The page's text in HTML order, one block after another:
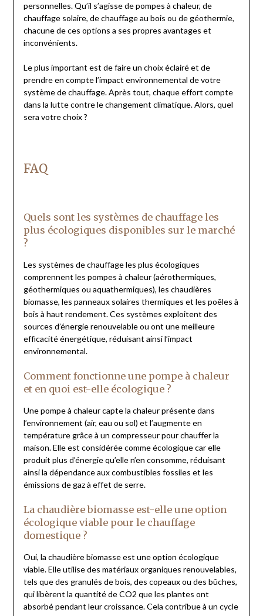
personnelles. Qu’il s’agisse de pompes à chaleur, de
chauffage solaire, de chauffage au bois ou de géothermie,
chacune de ces options a ses propres avantages et
inconvénients.
Le plus important est de faire un choix éclairé et de
prendre en compte l’impact environnemental de votre
système de chauffage. Après tout, chaque effort compte
dans la lutte contre le changement climatique. Alors, quel
sera votre choix ?
FAQ
Quels sont les systèmes de chauffage les
plus écologiques disponibles sur le marché
?
Les systèmes de chauffage les plus écologiques
comprennent les pompes à chaleur (aérothermiques,
géothermiques ou aquathermiques), les chaudières
biomasse, les panneaux solaires thermiques et les poêles à
bois à haut rendement. Ces systèmes exploitent des
sources d’énergie renouvelable ou ont une meilleure
efficacité énergétique, réduisant ainsi l’impact
environnemental.
Comment fonctionne une pompe à chaleur
et en quoi est-elle écologique ?
Une pompe à chaleur capte la chaleur présente dans
l’environnement (air, eau ou sol) et l’augmente en
température grâce à un compresseur pour chauffer la
maison. Elle est considérée comme écologique car elle
produit plus d’énergie qu’elle n’en consomme, réduisant
ainsi la dépendance aux combustibles fossiles et les
émissions de gaz à effet de serre.
La chaudière biomasse est-elle une option
écologique viable pour le chauffage
domestique ?
Oui, la chaudière biomasse est une option écologique
viable. Elle utilise des matériaux organiques renouvelables,
tels que des granulés de bois, des copeaux ou des bûches,
qui libèrent la quantité de CO2 que les plantes ont
absorbé pendant leur croissance. Cela contribue à un cycle